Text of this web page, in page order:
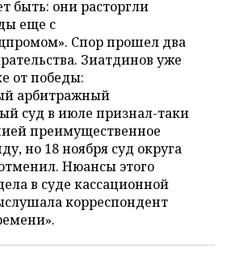
быть: они расторгли
еще с
Спор прошел два
Зиатдинов уже
от победы:
арбитражный
суд в июле признал-таки
преимущественное
но 18 ноября суд округа
Нюансы этого
в суде кассационной
корреспондент